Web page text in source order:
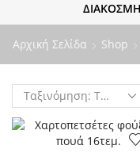
Αρχική Σελίδα Shop